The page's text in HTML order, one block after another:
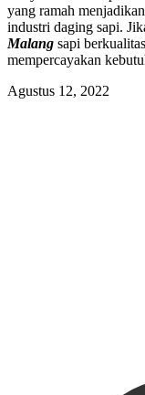
yang ramah
industri daging sapi.
Malang sapi
mempercayakan
Agustus 12, 2022